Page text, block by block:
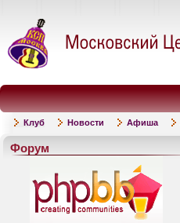
Клуб Новости Афиша
Форум